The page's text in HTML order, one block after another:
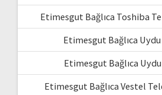
Etimesgut Bağlıca Toshiba
Etimesgut Bağlıca
Etimesgut Bağlıca
Etimesgut Bağlıca Vestel